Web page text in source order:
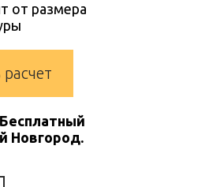
от размера
Бесплатный
Новгород.